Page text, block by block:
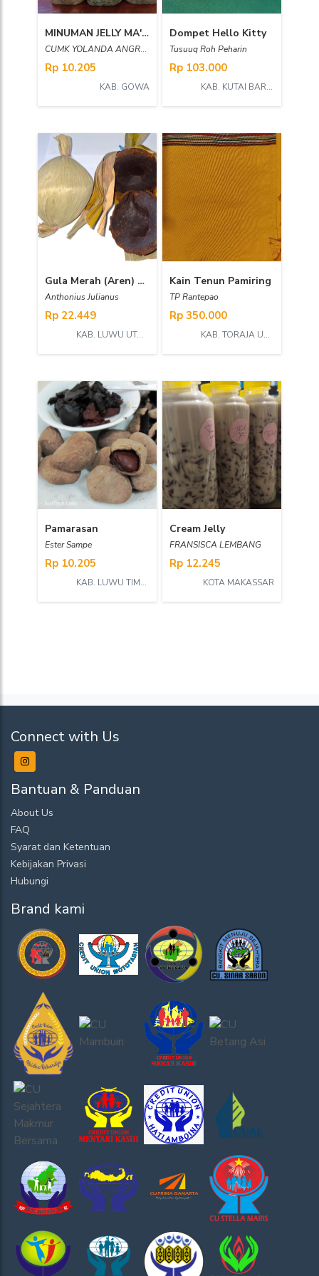
MINUMAN JELLY MA'BON
CUMK YOLANDA ANGREYNI TERCISIUS
Rp 10.205
KAB. GOWA
Dompet Hello Kitty
Tusuuq Roh Peharin
Rp 103.000
KAB. KUTAI BARAT
Gula Merah (Aren) 600 gr
Anthonius Julianus
Rp 22.449
KAB. LUWU UTARA
Kain Tenun Pamiring
TP Rantepao
Rp 350.000
KAB. TORAJA UTARA
Pamarasan
Ester Sampe
Rp 10.205
KAB. LUWU TIMUR
Cream Jelly
FRANSISCA LEMBANG
Rp 12.245
KOTA MAKASSAR
Connect with Us
Bantuan & Panduan
About Us
FAQ
Syarat dan Ketentuan
Kebijakan Privasi
Hubungi
Brand kami